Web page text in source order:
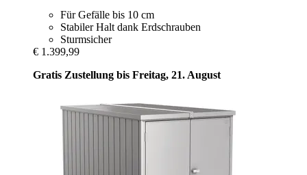
Für Gefälle bis 10 cm
Stabiler Halt dank Erdschrauben
Sturmsicher
€ 1.399,99
Gratis Zustellung bis Freitag, 21. August